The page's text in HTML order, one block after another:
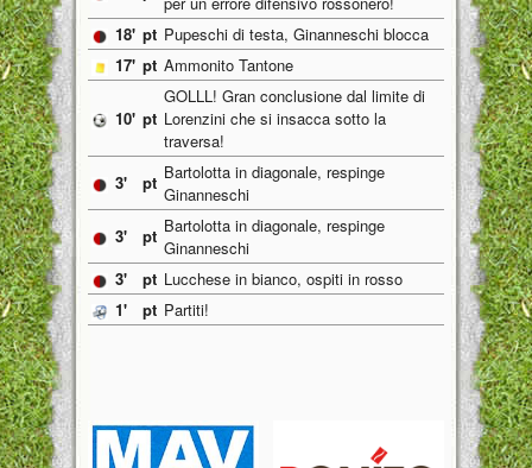
18' pt Pupeschi di testa, Ginanneschi blocca
17' pt Ammonito Tantone
10' pt
GOLLL! Gran conclusione dal limite di
Lorenzini che si insacca sotto la
traversa!
3'
pt Bartolotta in diagonale, respinge
Ginanneschi
3'
pt Bartolotta in diagonale, respinge
Ginanneschi
3'
pt Lucchese in bianco, ospiti in rosso
1'
pt Partiti!